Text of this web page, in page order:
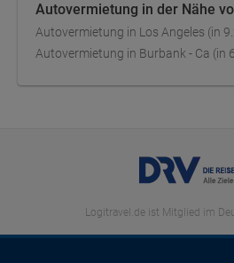
Autovermietung in der Nähe
Autovermietung in Los Angeles (in
Autovermietung in Burbank - Ca (in
Logitravel.de ist Mitglied im